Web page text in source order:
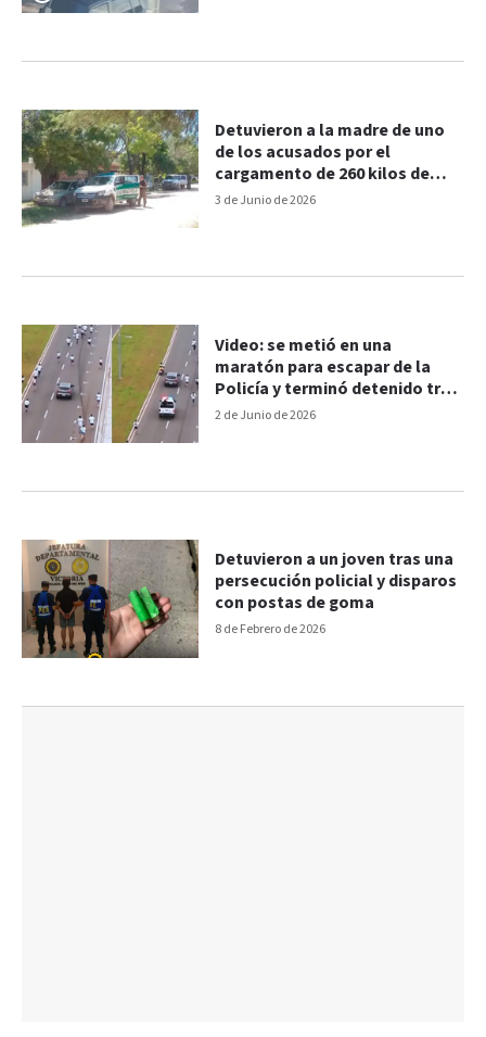
3 de Junio de 2026
Detuvieron a la madre de uno
de los acusados por el
cargamento de 260 kilos de
cocaína en Feliciano
2 de Junio de 2026
Video: se metió en una
maratón para escapar de la
Policía y terminó detenido tras
un tiroteo
8 de Febrero de 2026
Detuvieron a un joven tras una
persecución policial y disparos
con postas de goma